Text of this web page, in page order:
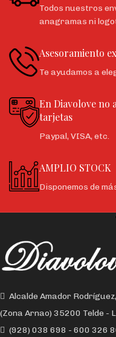
Todos nuestros
anagramas ni
Asesoramiento
Te ayudamos a
En Diavolove no
tarjetas
Paypal, VISA, etc.
AMPLIO STOCK
Disponemos de
Alcalde Amador
(Zona Arnao) 35200 Telde -
(928) 038 698 - 600 326